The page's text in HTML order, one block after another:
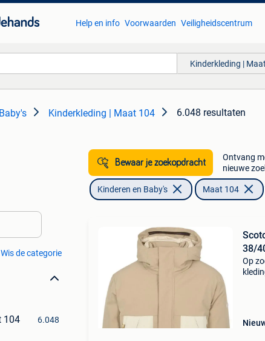
Help en info Voorwaarden Veiligheidscentrum
Kinderkleding |
Kinderkleding | Maat 104 6.048 resultaten
Wis de categorie
104
6.048
Bewaar je zoekopdracht
Ontvang
nieuwe
Kinderen en Baby's Maat 104
38/
Op